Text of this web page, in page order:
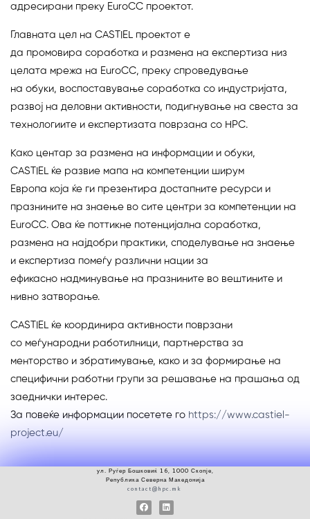
адресирани преку EuroCC проектот.
Главната цел на CASTIEL проектот е
да промовира соработка и размена на експертиза низ
целата мрежа на EuroCC, преку спроведување
на обуки, воспоставување соработка со индустријата,
развој на деловни активности, подигнување на свеста за
технологиите и експертизата поврзана со HPC.
Како центар за размена на информации и обуки,
CASTIEL ќе развие мапа на компетенции ширум
Европа која ќе ги презентира достапните ресурси и
празнините на знаење во сите центри за компетенции на
EuroCC. Ова ќе поттикне потенцијална соработка,
размена на најдобри практики, споделување на знаење
и експертиза помеѓу различни нации за
ефикасно надминување на празнините во вештините и
нивно затворање.
CASTIEL ќе координира активности поврзани
со меѓународни работилници, партнерства за
менторство и збратимување, како и за формирање на
специфични работни групи за решавање на прашања од
заеднички интерес.
За повеќе информации посетете го https://www.castiel-
project.eu/
ул. Руѓер Бошковиќ 16, 1000 Скопје,
Република Северна Македонија
contact@hpc.mk